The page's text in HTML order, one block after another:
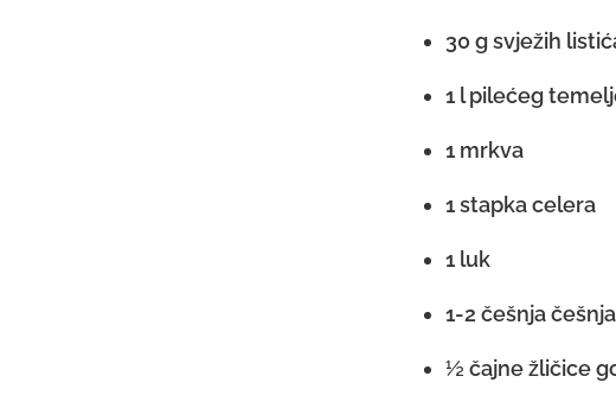
30 g svježih
1 l pilećeg
1 mrkva
1 stapka celera
1 luk
1-2 češnja
½ čajne žličice